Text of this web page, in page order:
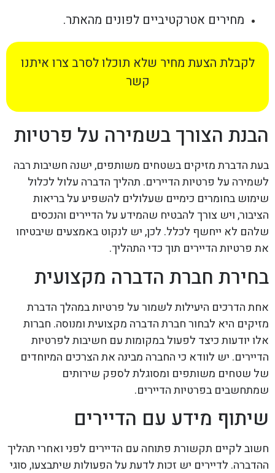
מחירים אטרקטיביים לפונים מהאתר.
לקבלת הצעת מחיר שלא תוכלו לסרב צרו איתנו
קשר
הבנת הצורך בשמירה על פרטיות
בעת הדברת מזיקים בשטחים משותפים, ישנה חשיבות רבה
לשמירה על פרטיות הדיירים. תהליך הדברה עלול לכלול
שימוש בחומרים כימיים שעלולים להשפיע על בריאות
הציבור, ויש צורך להבטיח שהמידע על הדיירים והנכסים
שלהם לא ייחשף לכלל. לכן, יש לנקוט באמצעים שיבטיחו
את פרטיות הדיירים תוך כדי התהליך.
בחירת חברת הדברה מקצועית
אחת הדרכים היעילות לשמור על פרטיות במהלך הדברת
מזיקים היא לבחור חברת הדברה מקצועית ומנוסה. חברות
אלו יודעות כיצד לפעול במקומות עם חשיבות לפרטיות
הדיירים. יש לוודא כי החברה מבינה את הצרכים המיוחדים
של שטחים משותפים ומסוגלת לספק שירותים
שמתחשבים בפרטיות הדיירים.
שיתוף מידע עם הדיירים
חשוב לקיים תקשורת פתוחה עם הדיירים לפני ואחרי תהליך
ההדברה. לדיירים יש זכות לדעת על הפעולות שיתבצעו, סוגי